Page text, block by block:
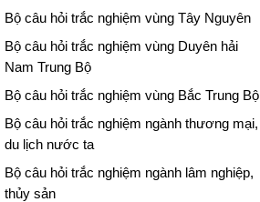
Bộ câu hỏi trắc nghiệm vùng Tây Nguyên
Bộ câu hỏi trắc nghiệm vùng Duyên hải
Nam Trung Bộ
Bộ câu hỏi trắc nghiệm vùng Bắc Trung Bộ
Bộ câu hỏi trắc nghiệm ngành thương mại,
du lịch nước ta
Bộ câu hỏi trắc nghiệm ngành lâm nghiệp,
thủy sản